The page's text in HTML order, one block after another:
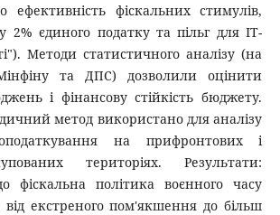
ефективність фіскальних стимулів,
єдиного податку та пільг для ІТ-
Методи статистичного аналізу (на
та ДПС) дозволили оцінити
і фінансову стійкість бюджету.
метод використано для аналізу
на прифронтових і
територіях. Результати:
фіскальна політика воєнного часу
від екстреного пом'якшення до більш